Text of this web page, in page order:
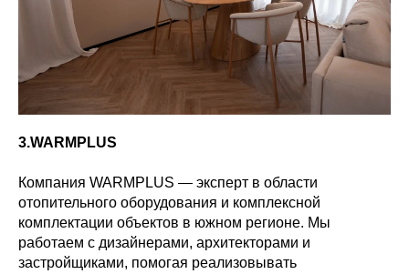
3.WARMPLUS
Компания WARMPLUS — эксперт в области
отопительного оборудования и комплексной
комплектации объектов в южном регионе. Мы
работаем с дизайнерами, архитекторами и
застройщиками, помогая реализовывать